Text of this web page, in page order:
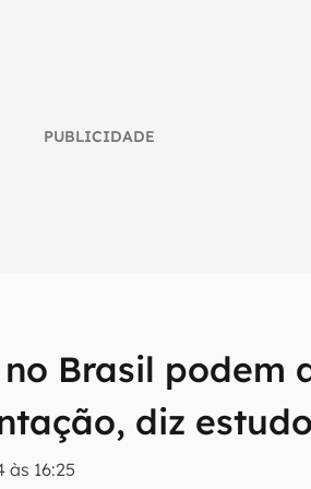
PUBLICIDADE
Brasil podem
diz estudo
16:25
tech!
notícias e reviews sobre tecnologia